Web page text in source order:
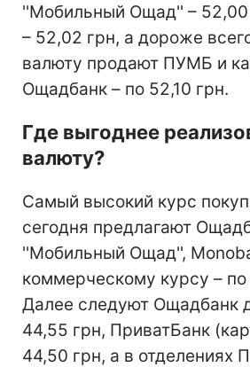
''Мобильный Ощад'' – 52,00
– 52,02 грн, а дороже
валюту продают ПУМБ и
Ощадбанк – по 52,10 грн.
Где выгоднее
валюту?
Самый высокий курс
сегодня предлагают
''Мобильный Ощад'',
коммерческому курсу –
Далее следуют Ощадбанк
44,55 грн, ПриватБанк
44,50 грн, а в отделениях